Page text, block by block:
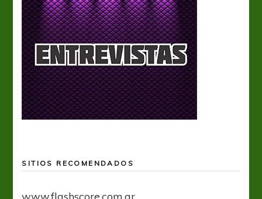
SITIOS RECOMENDADOS